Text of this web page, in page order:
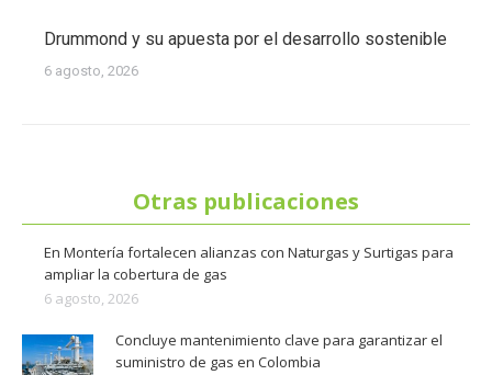
Drummond y su apuesta por el desarrollo sostenible
6 agosto, 2026
Otras publicaciones
En Montería fortalecen alianzas con Naturgas y Surtigas para
ampliar la cobertura de gas
6 agosto, 2026
Concluye mantenimiento clave para garantizar el
suministro de gas en Colombia